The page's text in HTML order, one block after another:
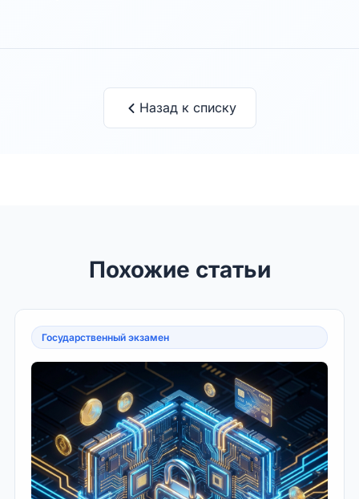
Назад к списку
Похожие статьи
Государственный экзамен